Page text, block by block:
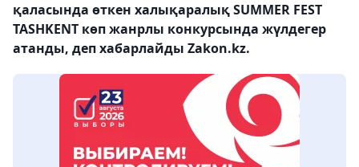
қаласында өткен халықаралық SUMMER FEST
TASHKENT көп жанрлы конкурсында жүлдегер
атанды, деп хабарлайды Zakon.kz.